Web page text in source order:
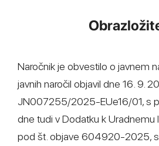
Naročnik je obvestilo o javnem
javnih naročil objavil dne 16. 9.
JN007255/2025-EUe16/01, s
dne tudi v Dodatku k Uradnemu
pod št. objave 604920-2025, s